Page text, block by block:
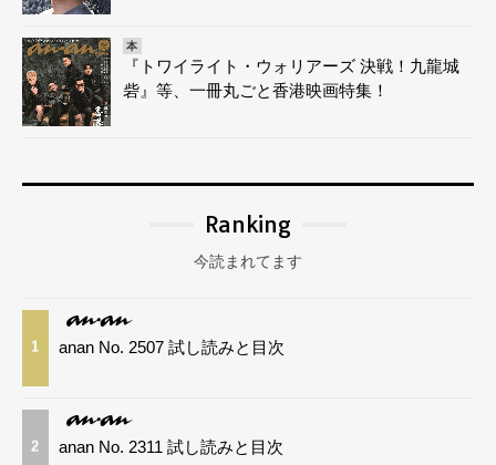
本
『トワイライト・ウォリアーズ 決戦！九龍城
砦』等、一冊丸ごと香港映画特集！
Ranking
今読まれてます
1 anan No. 2507 試し読みと目次
2 anan No. 2311 試し読みと目次